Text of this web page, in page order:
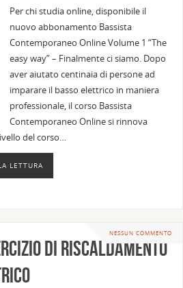
Per chi studia online, disponibile il
nuovo abbonamento Bassista
Contemporaneo Online Volume 1 “The
easy way” – Finalmente ci siamo. Dopo
aver aiutato centinaia di persone ad
imparare il basso elettrico in maniera
professionale, il corso Bassista
Contemporaneo Online si rinnova
del corso…
LETTURA
NESSUN COMMENTO
di riscaldamento